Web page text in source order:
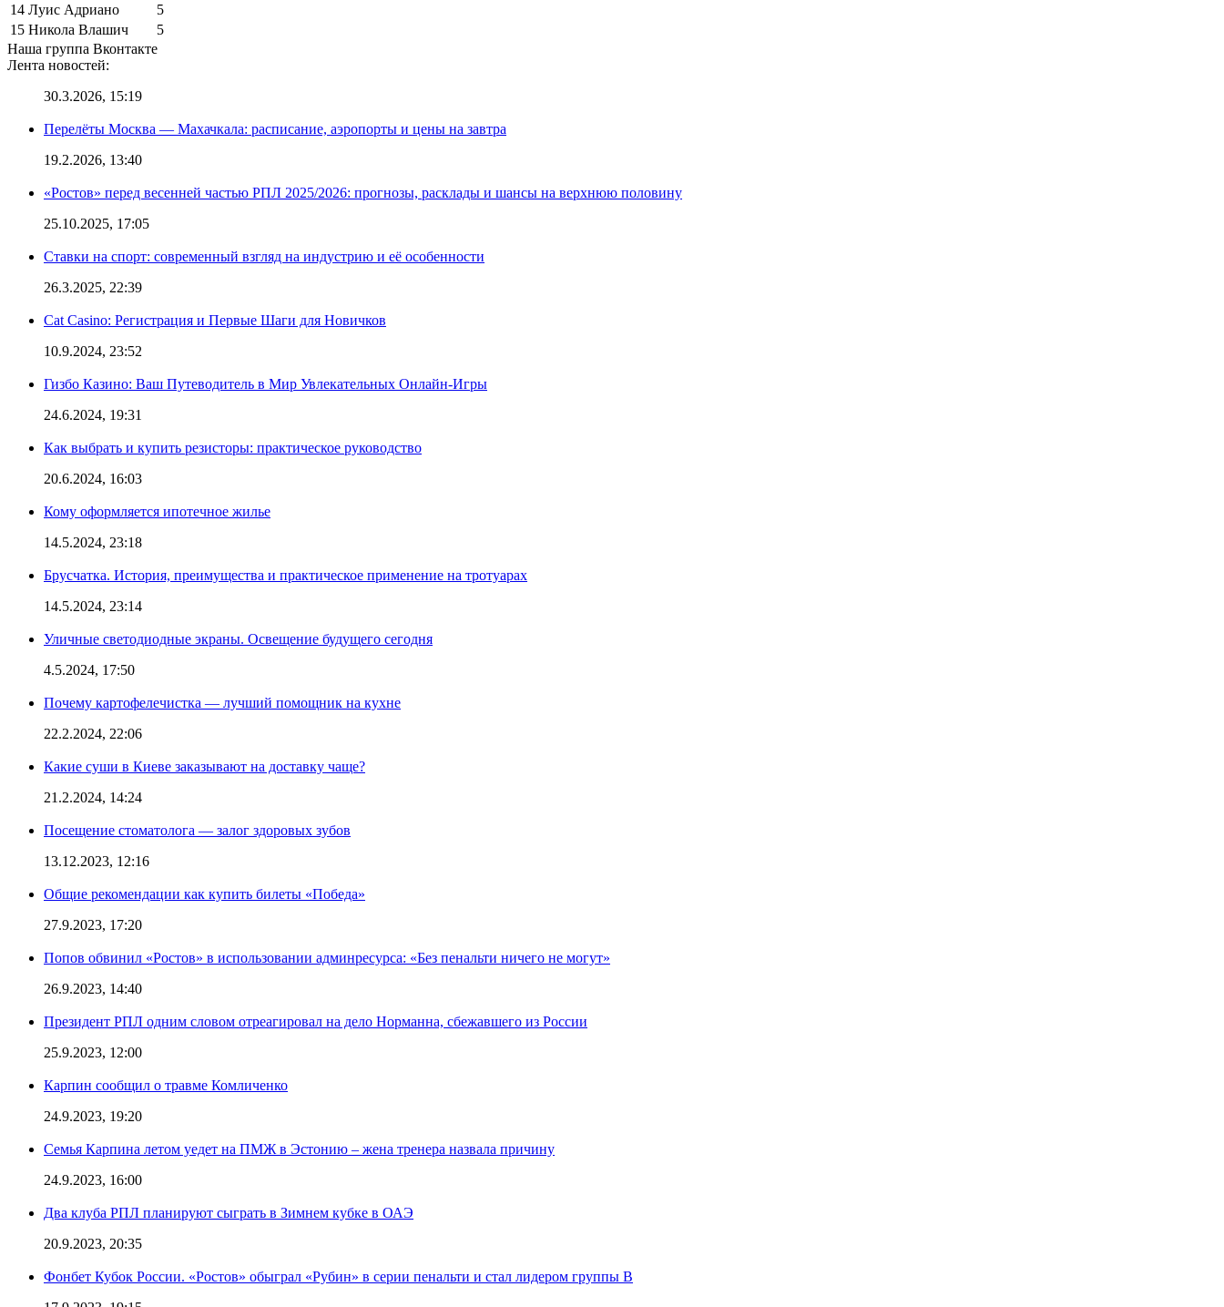
14 Луис Адриано
5
15 Никола Влашич
5
Наша группа Вконтакте
Лента новостей:
30.3.2026, 15:19
Перелёты Москва — Махачкала: расписание, аэропорты и цены на завтра
19.2.2026, 13:40
«Ростов» перед весенней частью РПЛ 2025/2026: прогнозы, расклады и шансы на верхнюю половину
25.10.2025, 17:05
Ставки на спорт: современный взгляд на индустрию и её особенности
26.3.2025, 22:39
Cat Casino: Регистрация и Первые Шаги для Новичков
10.9.2024, 23:52
Гизбо Казино: Ваш Путеводитель в Мир Увлекательных Онлайн-Игры
24.6.2024, 19:31
Как выбрать и купить резисторы: практическое руководство
20.6.2024, 16:03
Кому оформляется ипотечное жилье
14.5.2024, 23:18
Брусчатка. История, преимущества и практическое применение на тротуарах
14.5.2024, 23:14
Уличные светодиодные экраны. Освещение будущего сегодня
4.5.2024, 17:50
Почему картофелечистка — лучший помощник на кухне
22.2.2024, 22:06
Какие суши в Киеве заказывают на доставку чаще?
21.2.2024, 14:24
Посещение стоматолога — залог здоровых зубов
13.12.2023, 12:16
Общие рекомендации как купить билеты «Победа»
27.9.2023, 17:20
Попов обвинил «Ростов» в использовании админресурса: «Без пенальти ничего не могут»
26.9.2023, 14:40
Президент РПЛ одним словом отреагировал на дело Норманна, сбежавшего из России
25.9.2023, 12:00
Карпин сообщил о травме Комличенко
24.9.2023, 19:20
Семья Карпина летом уедет на ПМЖ в Эстонию – жена тренера назвала причину
24.9.2023, 16:00
Два клуба РПЛ планируют сыграть в Зимнем кубке в ОАЭ
20.9.2023, 20:35
Фонбет Кубок России. «Ростов» обыграл «Рубин» в серии пенальти и стал лидером группы В